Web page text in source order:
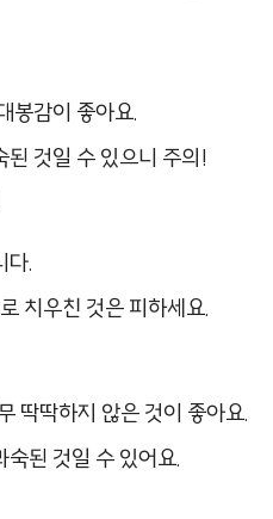
봉감이 좋아요.
된 것일 수 있으니 주의!
다.
치우친 것은 피하세요.
딱딱하지 않은 것이 좋아요.
숙된 것일 수 있어요.